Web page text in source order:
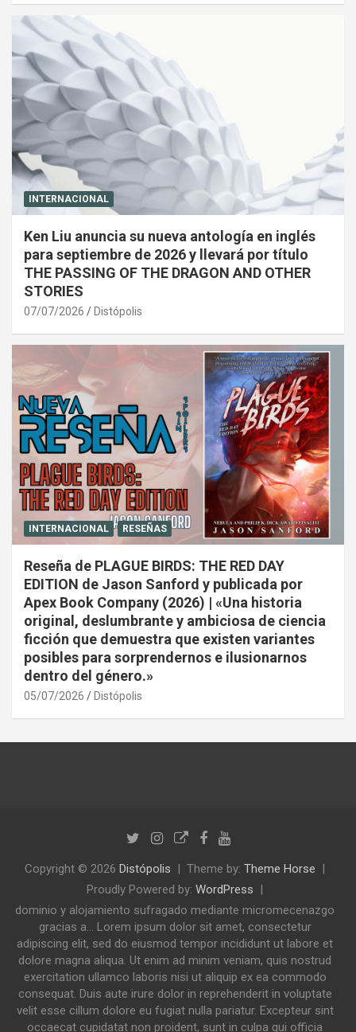
INTERNACIONAL
Ken Liu anuncia su nueva antología en inglés
para septiembre de 2026 y llevará por título
THE PASSING OF THE DRAGON AND OTHER
STORIES
07/07/2026 Distópolis
INTERNACIONAL RESEÑAS
Reseña de PLAGUE BIRDS: THE RED DAY
EDITION de Jason Sanford y publicada por
Apex Book Company (2026) | «Una historia
original, deslumbrante y ambiciosa de ciencia
ficción que demuestra que existen variantes
posibles para sorprendernos e ilusionarnos
dentro del género.»
05/07/2026 Distópolis
Copyright © 2026 Distópolis Theme by: Theme Horse
Proudly Powered by: WordPress
dominio y alojamiento sufragado mediante micromecenazgo
gracias a... Lorem ipsum dolor sit amet, consectetur
adipiscing elit, sed do eiusmod tempor incididunt ut labore et
dolore magna aliqua. Ut enim ad minim veniam, quis nostrud
exercitation ullamco laboris nisi ut aliquip ex ea commodo
consequat. Duis aute irure dolor in reprehenderit in voluptate
velit esse cillum dolore eu fugiat nulla pariatur. Excepteur sint
occaecat cupidatat non proident, sunt in culpa qui officia